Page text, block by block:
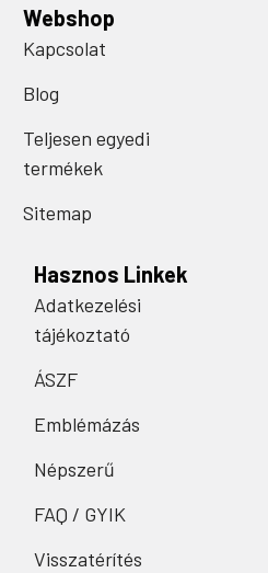
Webshop
Kapcsolat
Blog
Teljesen egyedi
termékek
Sitemap
Hasznos Linkek
Adatkezelési
tájékoztató
ÁSZF
Emblémázás
Népszerű
FAQ / GYIK
Visszatérítés